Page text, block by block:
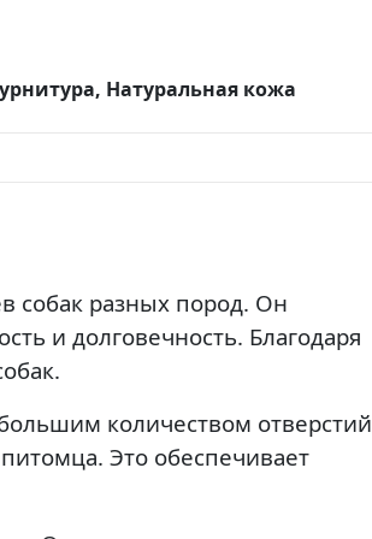
Натуральная кожа
собак разных пород. Он
и долговечность. Благодаря
количеством отверстий
Это обеспечивает